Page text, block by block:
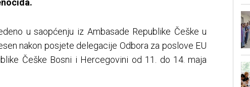
u saopćenju iz Ambasade Republike Češke u
nakon posjete delegacije Odbora za poslove EU
Češke Bosni i Hercegovini od 11. do 14. maja